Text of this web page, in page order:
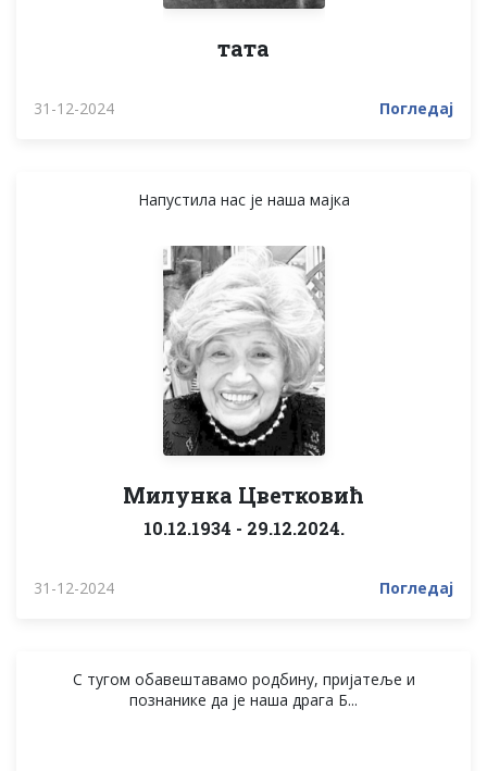
тата
31-12-2024 Погледај
Напустила нас је наша мајка
Милунка Цветковић
10.12.1934 - 29.12.2024.
31-12-2024 Погледај
С тугом обавештавамо родбину, пријатеље и
познанике да је наша драга Б...